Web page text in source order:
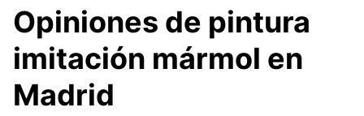
Opiniones de pintura
imitación mármol en
Madrid